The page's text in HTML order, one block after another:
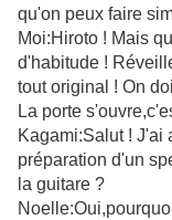
qu'on peux faire
Moi:Hiroto ! Mais
d'habitude !
tout original ! On
La porte
Kagami:Salut ! J'ai
préparation d'un
la guitare ?